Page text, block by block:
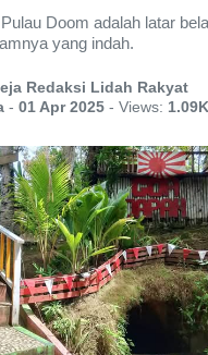
Doom adalah latar
yang indah.
Redaksi Lidah Rakyat
- 01 Apr 2025 - Views: 1.09K